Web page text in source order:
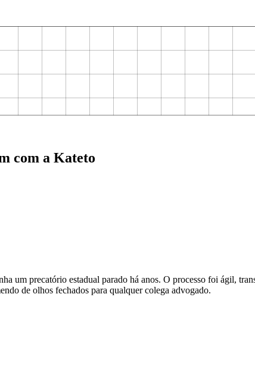
com a Kateto
um precatório estadual parado há anos. O processo foi ágil,
de olhos fechados para qualquer colega advogado.